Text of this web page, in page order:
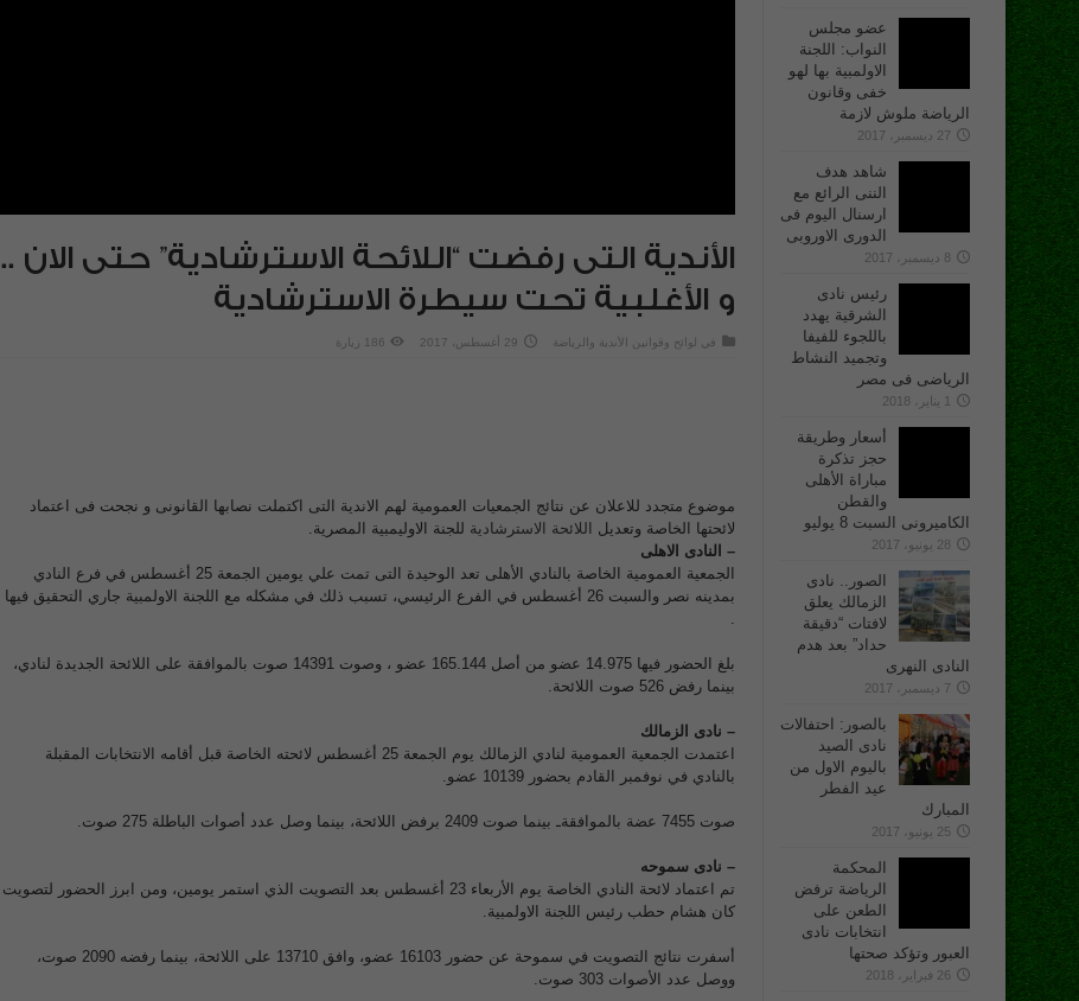
الأندية التى رفضت “اللائحة الاسترشادية” حتى الان ..
و الأغلبية تحت سيطرة الاسترشادية
في لوائح وقوانين الأندية والرياضة 29 أغسطس، 2017 186 زيارة
موضوع متجدد للاعلان عن نتائج الجمعيات العمومية لهم الاندية التى اكتملت نصابها القانونى و نجحت فى اعتماد
لائحتها الخاصة وتعديل
اللائحة الاسترشادية للجنة الاوليمبية المصرية.
– النادى الاهلى
الجمعية العمومية الخاصة بالنادي الأهلى تعد الوحيدة التى تمت علي يومين الجمعة 25 أغسطس في فرع النادي
بمدينه نصر والسبت 26 أغسطس في الفرع الرئيسي، تسبب ذلك في مشكله مع اللجنة الاولمبية جاري التحقيق فيها
.
بلغ الحضور فيها 14.975 عضو من أصل 165.144 عضو ، وصوت 14391 صوت بالموافقة على اللائحة الجديدة لنادي،
بينما رفض 526 صوت اللائحة.
– نادى الزمالك
اعتمدت الجمعية العمومية لنادي الزمالك يوم الجمعة 25 أغسطس لائحته الخاصة قبل أقامه الانتخابات المقبلة
بالنادي في نوفمبر القادم بحضور 10139 عضو.
صوت 7455 عضة بالموافقةـ بينما صوت 2409 برفض اللائحة، بينما وصل عدد أصوات الباطلة 275 صوت.
– نادى سموحه
تم اعتماد لائحة النادي الخاصة يوم الأربعاء 23 أغسطس بعد التصويت الذي استمر يومين، ومن ابرز الحضور لتصويت
كان هشام حطب رئيس اللجنة الاولمبية.
أسفرت نتائج التصويت في سموحة عن حضور 16103 عضو، وافق 13710 على اللائحة، بينما رفضه 2090 صوت،
ووصل عدد الأصوات 303 صوت.
عضو مجلس
النواب: اللجنة
الاولمبية بها لهو
خفى وقانون
الرياضة ملوش لازمة
27 ديسمبر، 2017
شاهد هدف
الننى الرائع مع
ارسنال اليوم فى
الدورى الاوروبى
8 ديسمبر، 2017
رئيس نادى
الشرقية يهدد
باللجوء للفيفا
وتجميد النشاط
الرياضى فى مصر
1 يناير، 2018
أسعار وطريقة
حجز تذكرة
مباراة الأهلى
والقطن
الكاميرونى السبت 8 يوليو
28 يونيو، 2017
الصور.. نادى
الزمالك يعلق
لافتات “دقيقة
حداد” بعد هدم
النادى النهرى
7 ديسمبر، 2017
بالصور: احتفالات
نادى الصيد
باليوم الاول من
عيد الفطر
المبارك
25 يونيو، 2017
المحكمة
الرياضة ترفض
الطعن على
انتخابات نادى
العبور وتؤكد صحتها
26 فبراير، 2018